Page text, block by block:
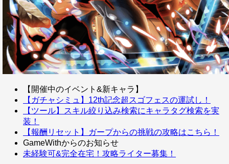
【開催中のイベント&新キャラ】
【ガチャシミュ】12th記念超スゴフェスの運試し！
【ツール】スキル絞り込み検索にキャラタグ検索を実
装！
【報酬リセット】ガープからの挑戦の攻略はこちら！
GameWithからのお知らせ
未経験可&完全在宅！攻略ライター募集！